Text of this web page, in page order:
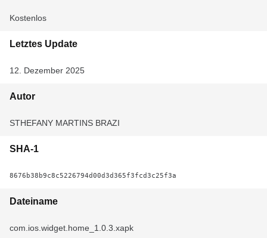
Kostenlos
Letztes Update
12. Dezember 2025
Autor
STHEFANY MARTINS BRAZI
SHA-1
8676b38b9c8c5226794d00d3d365f3fcd3c25f3a
Dateiname
com.ios.widget.home_1.0.3.xapk